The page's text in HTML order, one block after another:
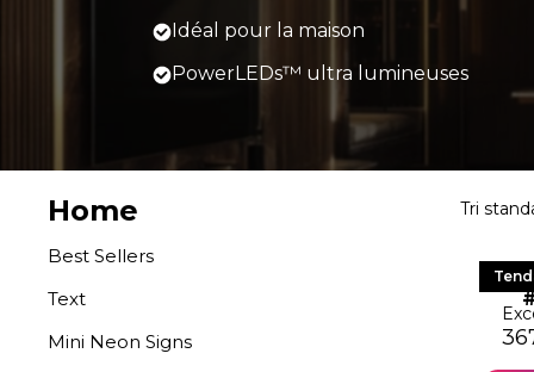
Idéal pour la maison
PowerLEDs™ ultra lumineuses
Home
Best Sellers
Text
Mini Neon Signs
Le
Le